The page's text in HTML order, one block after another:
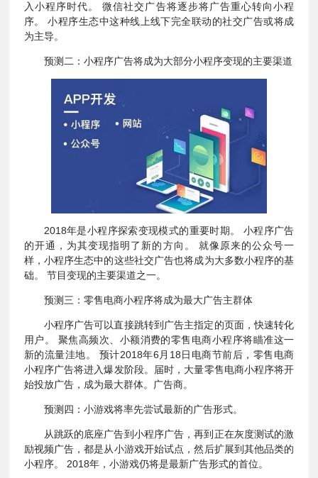
入小程序时代。 微信社交广告将逐步将广告重心转向小程
序。 小程序生态中这种线上线下完全联动的社交广告或将成
为主导。
预测二：小程序广告将成为大部分小程序变现的主要渠道
2018年是小程序探索变现模式的重要时期。 小程序广告
的开通，为其变现指明了新的方向。 就像原来的公众号一
样，小程序生态中的这些社交广告也将成为大多数小程序的基
础。 节目变现的主要渠道之一。
预测三：零售电商小程序将成为最大广告主群体
小程序广告可以直接跳转到广告主指定的页面，快速转化
用户。 聚焦高频次、小额消费的零售电商小程序将瞄准这一
新的流量洼地。 预计2018年6月18日电商节前后，零售电商
小程序广告将进入爆发阶段。届时，大量零售电商小程序将开
始投放广告，成为最大群体。广告商。
预测四：小游戏将率先尝试最新的广告形式。
从跳跃的底座广告到小程序广告，再到正在灰度测试的激
励视频广告，都是从小游戏开始试点，然后扩展到其他品类的
小程序。 2018年，小游戏仍将是最新广告形式的首位。